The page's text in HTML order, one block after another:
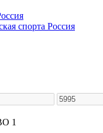
спорта Россия
1